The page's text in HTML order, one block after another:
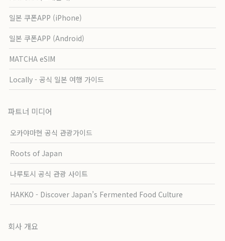
일본 쿠폰APP (iPhone)
일본 쿠폰APP (Android)
MATCHA eSIM
Locally - 공식 일본 여행 가이드
파트너 미디어
오카야마현 공식 관광가이드
Roots of Japan
나루토시 공식 관광 사이트
HAKKO - Discover Japan’s Fermented Food Culture
회사 개요